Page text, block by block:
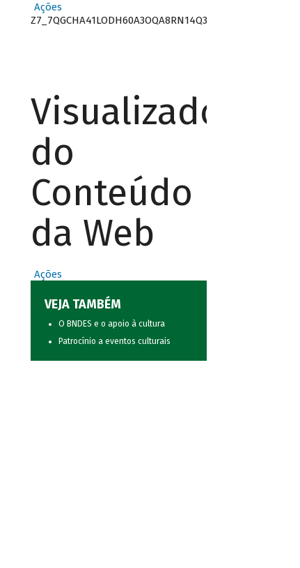
Ações
Z7_7QGCHA41LODH60A3OQA8RN14Q3
Visualizador
do
Conteúdo
da Web
Ações
VEJA TAMBÉM
O BNDES e o apoio à cultura
Patrocínio a eventos culturais